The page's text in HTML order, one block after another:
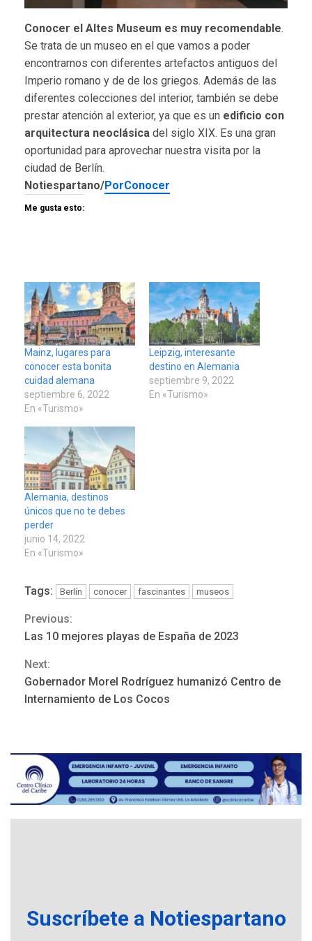
Conocer el Altes Museum es muy recomendable.
Se trata de un museo en el que vamos a poder
encontrarnos con diferentes artefactos antiguos del
Imperio romano y de de los griegos. Además de las
diferentes colecciones del interior, también se debe
prestar atención al exterior, ya que es un edificio con
arquitectura neoclásica del siglo XIX. Es una gran
oportunidad para aprovechar nuestra visita por la
ciudad de Berlín.
Notiespartano/PorConocer
Me gusta esto:
Mainz, lugares para
conocer esta bonita
cuidad alemana
septiembre 6, 2022
En «Turismo»
Leipzig, interesante
destino en Alemania
septiembre 9, 2022
En «Turismo»
Alemania, destinos
únicos que no te debes
perder
junio 14, 2022
En «Turismo»
Tags: Berlín conocer fascinantes museos
Continue
Reading
Previous:
Las 10 mejores playas de España de 2023
Next:
Gobernador Morel Rodríguez humanizó Centro de
Internamiento de Los Cocos
Suscríbete a Notiespartano
3
ÚLTIMA HORA
diálogo en Venezuela
4
nueva mesa de diálogo
INTERNACIONALES ÚLTIMA HORA
Trump vuelve intenta
nuevamente limitar